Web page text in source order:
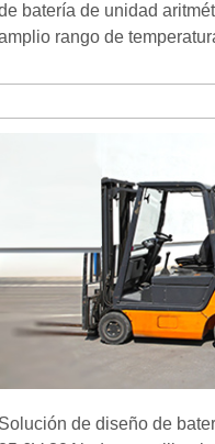
batería de unidad
rango de
Solución de diseño de